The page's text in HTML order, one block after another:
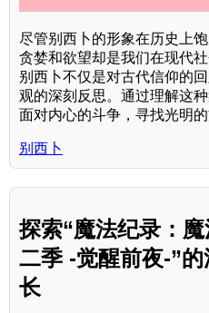
尽管别西卜的形象在历史上
贪婪和欲望却是我们在现代
别西卜不仅是对古代信仰的
观的深刻反思。通过理解这
面对内心的斗争，寻找光明的
别西卜
探索“魔法纪录：
二季 -觉醒前夜-”
长